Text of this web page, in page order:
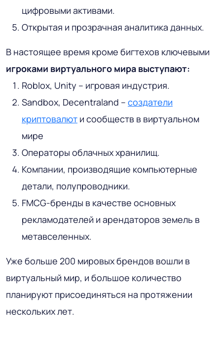
цифровыми активами.
Открытая и прозрачная аналитика данных.
В настоящее время кроме бигтехов ключевыми
игроками виртуального мира выступают:
Roblox, Unity – игровая индустрия.
Sandbox, Decentraland – создатели
криптовалют и сообществ в виртуальном
мире
Операторы облачных хранилищ.
Компании, производящие компьютерные
детали, полупроводники.
FMCG-бренды в качестве основных
рекламодателей и арендаторов земель в
метавселенных.
Уже больше 200 мировых брендов вошли в
виртуальный мир, и большое количество
планируют присоединяться на протяжении
нескольких лет.